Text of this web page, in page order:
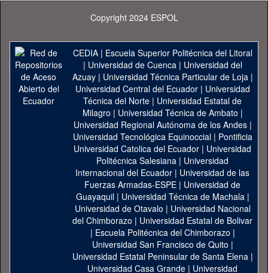
Copyright 2024 ESPOL
CEDIA| Escuela Superior Politécnica del Litoral
| Universidad de Cuenca| Universidad del
Azuay| Universidad Técnica Particular de Loja|
Universidad Central del Ecuador| Universidad
Técnica del Norte | Universidad Estatal de
Milagro | Universidad Técnica de Ambato |
Universidad Regional Autónoma de los Andes|
Universidad Tecnológica Equinoccial| Pontificia
Universidad Catolica del Ecuador | Universidad
Politécnica Salesiana | Universidad
Internacional del Ecuador | Universidad de las
Fuerzas Armadas-ESPE | Universidad de
Guayaquil| Universidad Técnica de Machala|
Universidad de Otavalo | Universidad Nacional
del Chimborazo | Universidad Estatal de Bolivar
| Escuela Politécnica del Chimborazo |
Universidad San Francisco de Quito |
Universidad Estatal Peninsular de Santa Elena|
Universidad Casa Grande | Universidad